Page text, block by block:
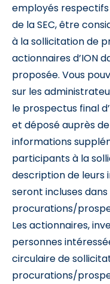
employés
de la SEC, être
à la sollicitation de
actionnaires d’ION
proposée. Vous
sur les
le prospectus final
et déposé auprès
informations
participants à la
description de
seront incluses
procurations/
Les actionnaires,
personnes
circulaire de
procurations/